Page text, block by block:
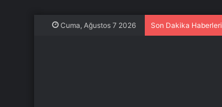
Cuma, Ağustos 7 2026 Son Dakika Haberleri